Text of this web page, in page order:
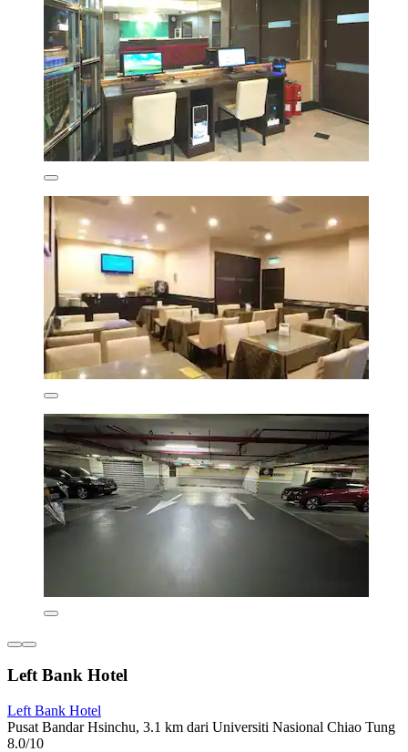
Left Bank Hotel
Left Bank Hotel
Pusat Bandar Hsinchu, 3.1 km dari Universiti Nasional Chiao Tung
8.0/10